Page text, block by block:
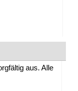
aus. Alle